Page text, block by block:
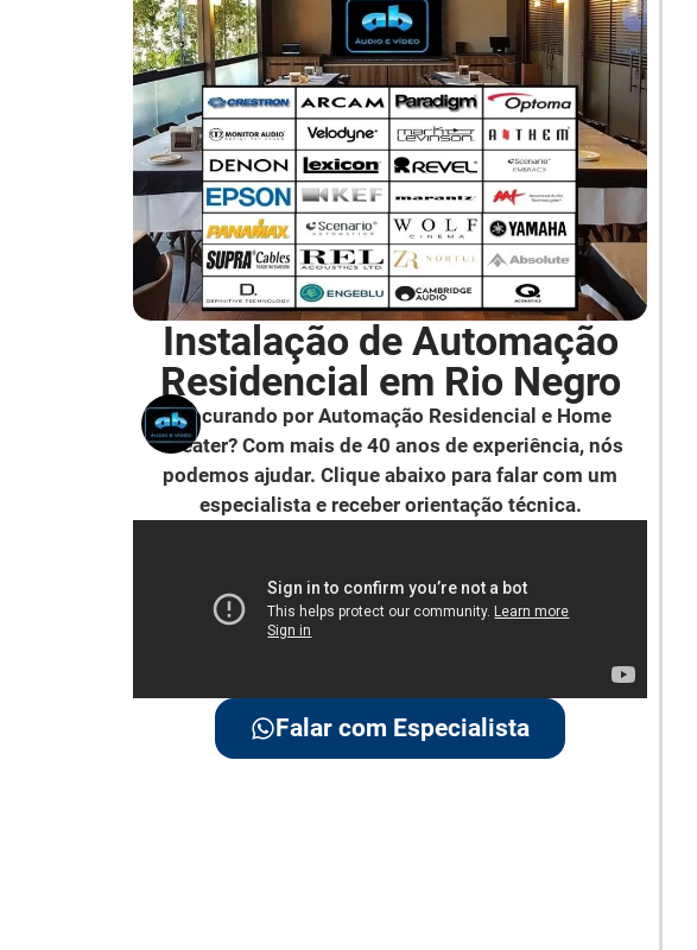
Instalação de Automação
Residencial em Rio Negro
Procurando por Automação Residencial e Home
Theater? Com mais de 40 anos de experiência, nós
podemos ajudar. Clique abaixo para falar com um
especialista e receber orientação técnica.
Falar com Especialista